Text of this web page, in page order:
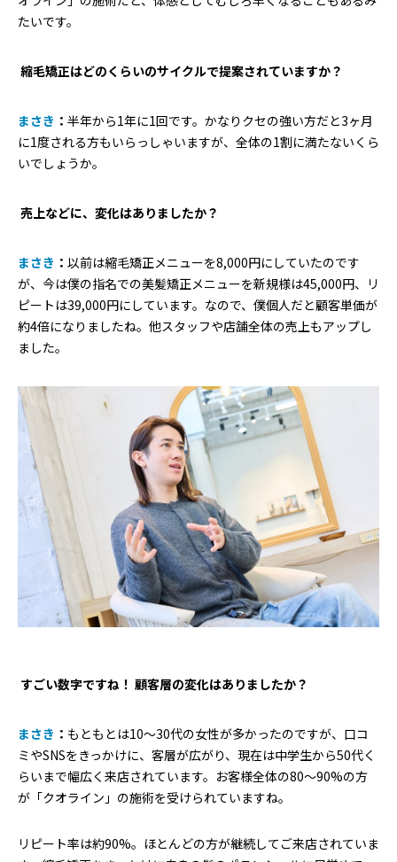
たいです。
―― 縮毛矯正はどのくらいのサイクルで提案されていますか？
まさき ： 半年から1年に1回です。かなりクセの強い方だと3ヶ月
に1度される方もいらっしゃいますが、全体の1割に満たないくら
いでしょうか。
―― 売上などに、変化はありましたか？
まさき ： 以前は縮毛矯正メニューを8,000円にしていたのです
が、今は僕の指名での美髪矯正メニューを新規様は45,000円、リ
ピートは39,000円にしています。なので、僕個人だと顧客単価が
約4倍になりましたね。他スタッフや店舗全体の売上もアップし
ました。
―― すごい数字ですね！ 顧客層の変化はありましたか？
まさき ： もともとは10〜30代の女性が多かったのですが、口コ
ミやSNSをきっかけに、客層が広がり、現在は中学生から50代く
らいまで幅広く来店されています。お客様全体の80〜90%の方
が「クオライン」の施術を受けられていますね。
リピート率は約90%。ほとんどの方が継続してご来店されていま